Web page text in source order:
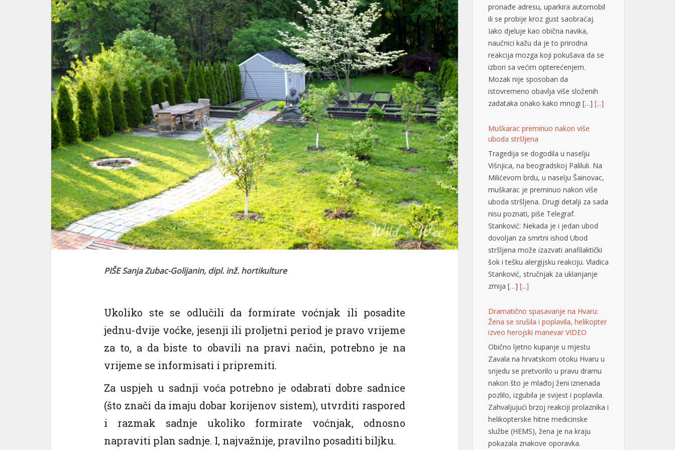
PIŠE Sanja Zubac-Golijanin, dipl. inž. hortikulture
Ukoliko ste se odlučili da formirate voćnjak ili posadite
jednu-dvije voćke, jesenji ili proljetni period je pravo vrijeme
za to, a da biste to obavili na pravi način, potrebno je na
vrijeme se informisati i pripremiti.
Za uspjeh u sadnji voća potrebno je odabrati dobre sadnice
(što znači da imaju dobar korijenov sistem), utvrditi raspored
i razmak sadnje ukoliko formirate voćnjak, odnosno
napraviti plan sadnje. I, najvažnije, pravilno posaditi biljku.
Tragedija se dogodila u naselju
Višnjica, na beogradskoj Paliluli. Na
Milićevom brdu, u naselju Šainovac,
muškarac je preminuo nakon više
uboda stršljena. Drugi detalji za sada
nisu poznati, piše Telegraf.
Stanković: Nekada je i jedan ubod
dovoljan za smrtni ishod Ubod
stršljena može izazvati anafilaktički
Stanković, stručnjak za uklanjanje
[...]
Dramatično spasavanje na Hvaru:
Žena se srušila i poplavila, helikopter
izveo herojski manevar VIDEO
Obično ljetno kupanje u mjestu
Zavala na hrvatskom otoku Hvaru u
srijedu se pretvorilo u pravu dramu
nakon što je mlađoj ženi iznenada
pozlilo, izgubila je svijest i poplavila.
Zahvaljujući brzoj reakciji prolaznika i
helikopterske hitne medicinske
službe (HEMS), žena je na kraju
Svjedokinja događaja ispričala je za
Net.hr da se sve […][...]
Vučić: Ljudi razumiju koliko je neko
uspješan i dobar ako ga Helez
napada
Predsjednik Srbije
Aleksdandar Vučić izjavio
je danas da nema ništa
protiv toga što su
nadležne službe BiH pratile njegovu
nedavnu posjetu, jer, kako je